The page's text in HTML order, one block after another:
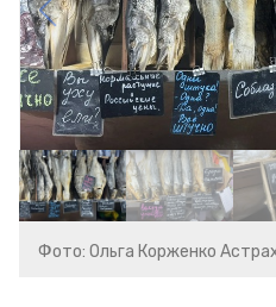
Фото: Ольга Корженко